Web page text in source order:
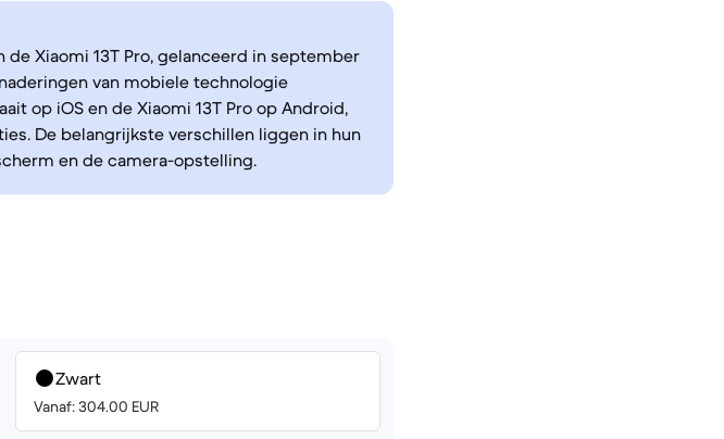
de Xiaomi 13T Pro, gelanceerd in september
van mobiele technologie
op iOS en de Xiaomi 13T Pro op Android,
De belangrijkste verschillen liggen in hun
en de camera-opstelling.
Zwart
Vanaf: 304.00 EUR